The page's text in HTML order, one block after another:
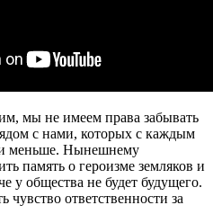
мы не имеем права забывать
с нами, которых с каждым
и меньше. Нынешнему
память о героизме земляков и
у общества не будет будущего.
ответственности за